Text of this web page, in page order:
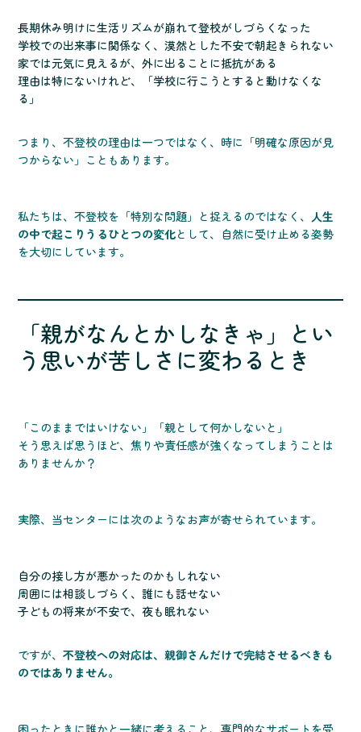
長期休み明けに生活リズムが崩れて登校がしづらくなった
学校での出来事に関係なく、漠然とした不安で朝起きられない
家では元気に見えるが、外に出ることに抵抗がある
理由は特にないけれど、「学校に行こうとすると動けなくな
る」
つまり、不登校の理由は一つではなく、時に「明確な原因が見
つからない」こともあります。
私たちは、不登校を「特別な問題」と捉えるのではなく、 人生
の中で起こりうるひとつの変化として、自然に受け止める姿勢
を大切にしています。
「親がなんとかしなきゃ」とい
う思いが苦しさに変わるとき
「このままではいけない」「親として何かしないと」
そう思えば思うほど、焦りや責任感が強くなってしまうことは
ありませんか？
実際、当センターには次のようなお声が寄せられています。
自分の接し方が悪かったのかもしれない
周囲には相談しづらく、誰にも話せない
子どもの将来が不安で、夜も眠れない
ですが、不登校への対応は、親御さんだけで完結させるべきも
のではありません。